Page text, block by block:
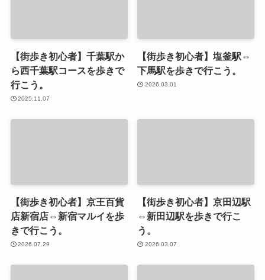
【街歩き初心者】千葉駅か
ら西千葉駅コースを歩きで
行こう。
2025.11.07
【街歩き初心者】塩釜駅⇔
下馬駅を歩きで行こう。
2026.03.01
【街歩き初心者】京王百貨
店新宿店⇔新宿マルイを歩
きで行こう。
2026.07.29
【街歩き初心者】京田辺駅
⇔新田辺駅を歩きで行こ
う。
2026.03.07